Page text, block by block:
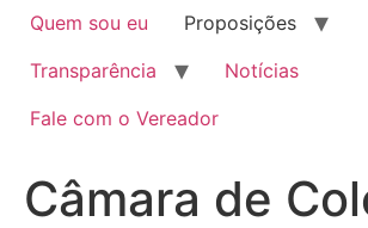
Quem sou eu
Proposições
Transparência
Notícias
Fale com o Vereador
Câmara de